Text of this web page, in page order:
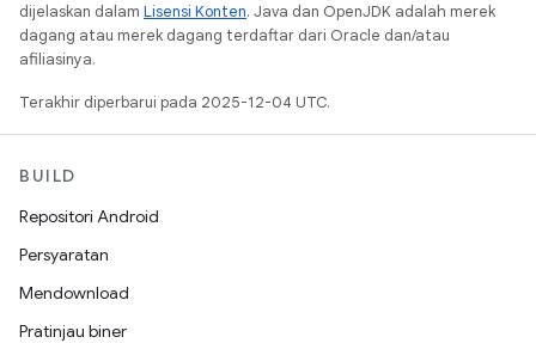
dijelaskan dalam Lisensi Konten. Java dan OpenJDK adalah merek
dagang atau merek dagang terdaftar dari Oracle dan/atau
afiliasinya.
Terakhir diperbarui pada 2025-12-04 UTC.
BUILD
Repositori Android
Persyaratan
Mendownload
Pratinjau biner